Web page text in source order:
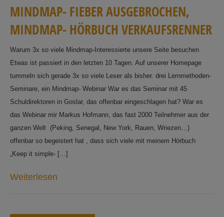
MINDMAP-FIEBERAUSGEBROCHEN,
MINDMAP-HÖRBUCH VERKAUFSRENNER
Warum 3x so viele Mindmap-Interessierte unsere Seite besuchen
Etwas ist passiert in den letzten 10 Tagen. Auf unserer Homepage
tummeln sich gerade 3x so viele Leser als bisher. drei Lernmethoden-
Seminare, ein Mindmap- Webinar War es das Seminar mit 45
Schuldirektoren in Goslar, das offenbar eingeschlagen hat? War es
das Webinar mir Markus Hofmann, das fast 2000 Teilnehmer aus der
ganzen Welt (Peking, Senegal, New York, Rauen, Wriezen…)
offenbar so begeistert hat , dass sich viele mit meinem Hörbuch
„Keep it simple- […]
Weiterlesen